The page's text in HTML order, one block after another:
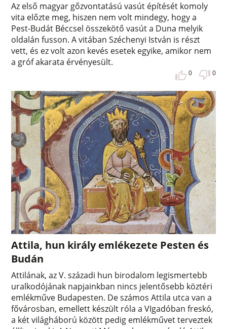
Az első magyar gőzvontatású vasút építését komoly
vita előzte meg, hiszen nem volt mindegy, hogy a
Pest-Budát Béccsel összekötő vasút a Duna melyik
oldalán fusson. A vitában Széchenyi István is részt
vett, és ez volt azon kevés esetek egyike, amikor nem
a gróf akarata érvényesült.
0 0
Attila, hun király emlékezete Pesten és
Budán
Attilának, az V. századi hun birodalom legismertebb
uralkodójának napjainkban nincs jelentősebb köztéri
emlékműve Budapesten. De számos Attila utca van a
fővárosban, emellett készült róla a VIgadóban freskó,
a két világháború között pedig emlékművet terveztek